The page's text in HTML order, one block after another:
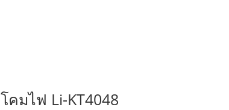
โคมไฟ Li-KT4048